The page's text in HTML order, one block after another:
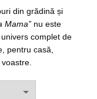
lei
din grădină și
Mama” nu este
complet de
pentru casă,